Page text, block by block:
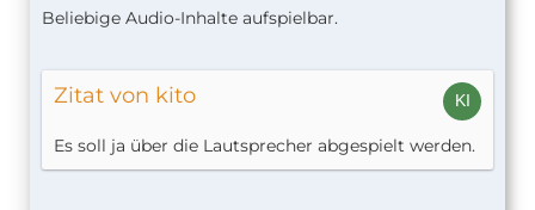
Beliebige Audio-Inhalte aufspielbar.
Zitat von kito
Es soll ja über die Lautsprecher abgespielt werden.